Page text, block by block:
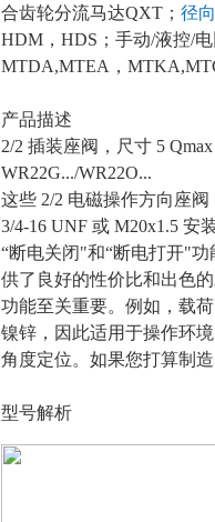
合齿轮分流马达QXT； 径
HDM，HDS；手动/液控/
MTDA,MTEA，
产品描述
2/2 插装座阀，尺寸 5
WR22G.../WR22O...
这些 2/2 电磁操作方向座
3/4-16 UNF 或 M20x1.5
“断电关闭"和“断电打开"
供了良好的性价比和出色
功能至关重要。例如，载
镍锌，因此适用于操作环
角度定位。如果您打算制
型号解析